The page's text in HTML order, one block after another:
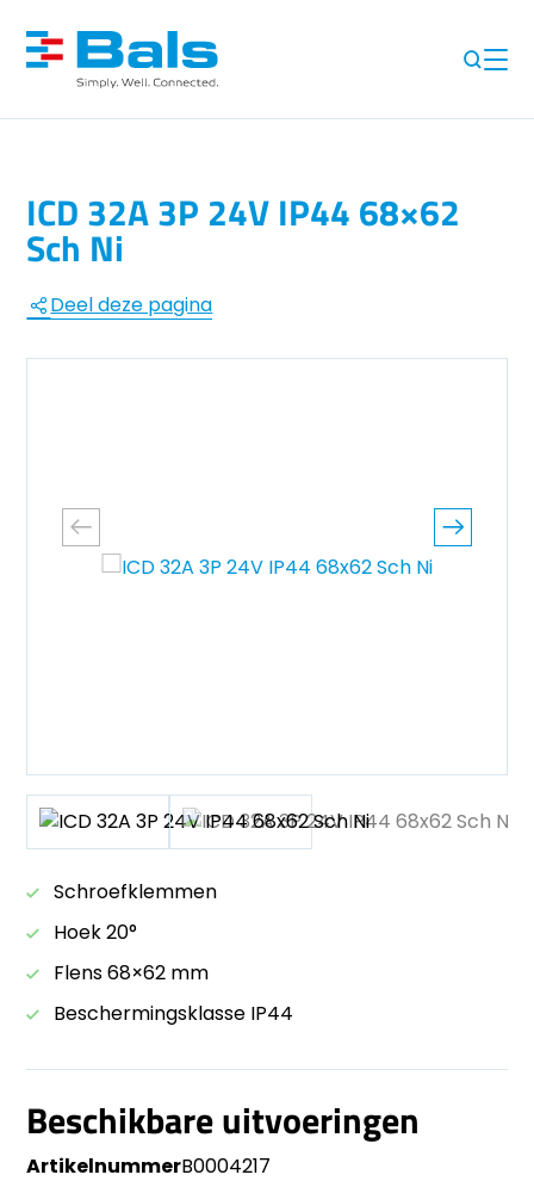
ICD 32A 3P 24V IP44 68×62
Sch Ni
Deel deze pagina
Schroefklemmen
Hoek 20°
Flens 68×62 mm
Beschermingsklasse IP44
Beschikbare uitvoeringen
ArtikelnummerB0004217